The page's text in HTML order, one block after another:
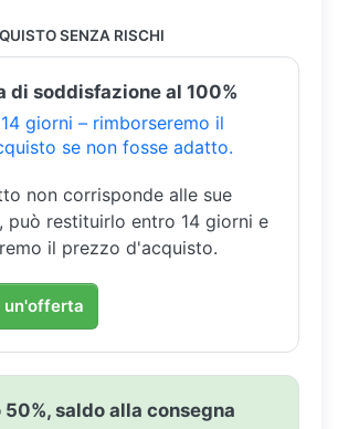
SENZA RISCHI
di soddisfazione al 100%
giorni – rimborseremo il
se non fosse adatto.
non corrisponde alle sue
può restituirlo entro 14 giorni e
il prezzo d'acquisto.
un'offerta
saldo alla consegna